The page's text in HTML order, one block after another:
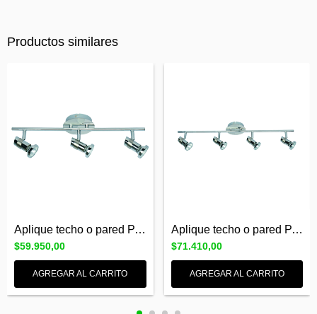
Productos similares
Aplique techo o pared PARTY 3 luces GU10...
$59.950,00
AGREGAR AL CARRITO
Aplique techo o pared PARTY 4 luces GU10...
$71.410,00
AGREGAR AL CARRITO